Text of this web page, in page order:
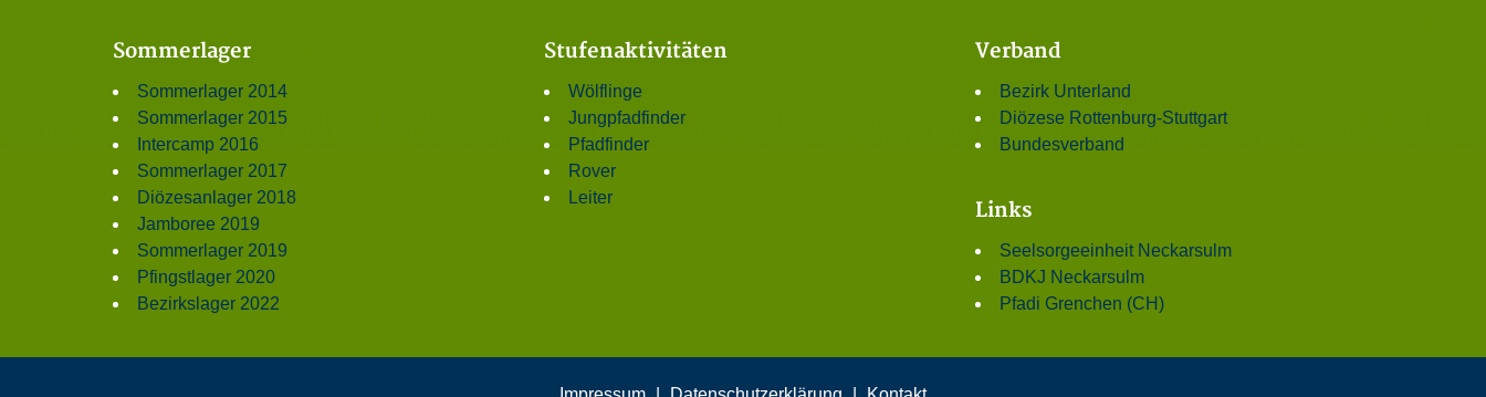
Sommerlager
Sommerlager 2014
Sommerlager 2015
Intercamp 2016
Sommerlager 2017
Diözesanlager 2018
Jamboree 2019
Sommerlager 2019
Pfingstlager 2020
Bezirkslager 2022
Stufenaktivitäten
Wölflinge
Jungpfadfinder
Pfadfinder
Rover
Leiter
Verband
Bezirk Unterland
Diözese Rottenburg-Stuttgart
Bundesverband
Links
Seelsorgeeinheit Neckarsulm
BDKJ Neckarsulm
Pfadi Grenchen (CH)